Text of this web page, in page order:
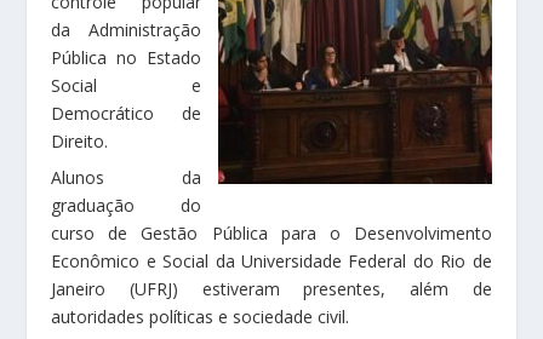
da Administração
Pública no Estado
Social e
Democrático de
Direito.
Alunos da
graduação do
curso de Gestão Pública para o Desenvolvimento
Econômico e Social da Universidade Federal do Rio de
Janeiro (UFRJ) estiveram presentes, além de
autoridades políticas e sociedade civil.